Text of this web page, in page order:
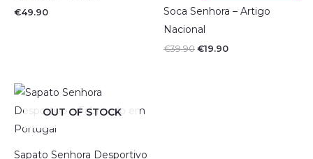
€49.90
Soca Senhora – Artigo
Nacional
€39.90
€39.90.
€19.90
€19.90.
OUT OF STOCK
Sapato Senhora Desportivo